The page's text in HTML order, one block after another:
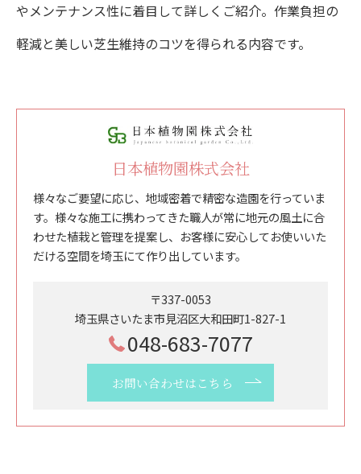
やメンテナンス性に着目して詳しくご紹介。作業負担の
軽減と美しい芝生維持のコツを得られる内容です。
日本植物園株式会社
様々なご要望に応じ、地域密着で精密な造園を行っていま
す。様々な施工に携わってきた職人が常に地元の風土に合
わせた植栽と管理を提案し、お客様に安心してお使いいた
だける空間を埼玉にて作り出しています。
〒337-0053
埼玉県さいたま市見沼区大和田町1-827-1
048-683-7077
お問い合わせはこちら